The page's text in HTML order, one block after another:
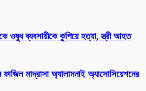
ওষুধ ব্যবসায়ীকে কুপিয়ে হত্যা, স্ত্রী আহত
মাদ্রাসা অ্যালামনাই অ্যাসোসিয়েশনের